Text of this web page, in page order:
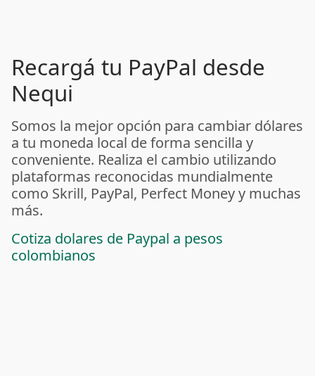
Recargá tu PayPal desde
Nequi
Somos la mejor opción para cambiar dólares
a tu moneda local de forma sencilla y
conveniente. Realiza el cambio utilizando
plataformas reconocidas mundialmente
como Skrill, PayPal, Perfect Money y muchas
más.
Cotiza dolares de Paypal a pesos
colombianos